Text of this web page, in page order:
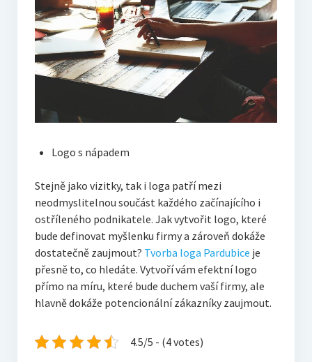
Logo s nápadem
Stejně jako vizitky, tak i loga patří mezi
neodmyslitelnou součást každého začínajícího i
ostříleného podnikatele. Jak vytvořit logo, které
bude definovat myšlenku firmy a zároveň dokáže
dostatečně zaujmout? Tvorba loga Pardubice je
přesně to, co hledáte. Vytvoří vám efektní logo
přímo na míru, které bude duchem vaší firmy, ale
hlavně dokáže potencionální zákazníky zaujmout.
4.5/5 - (4 votes)